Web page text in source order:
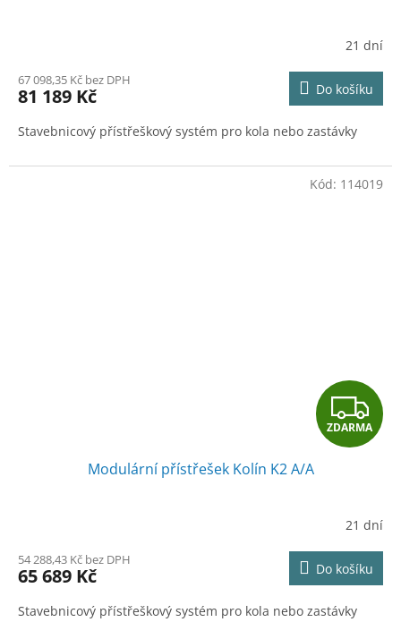
R
M
A
21 dní
67 098,35 Kč bez DPH
81 189 Kč Do košíku
Stavebnicový přístřeškový systém pro kola nebo zastávky
Z
D
R
M
A
ZDARMA
Modulární přístřešek Kolín K2 A/A
21 dní
54 288,43 Kč bez DPH
65 689 Kč Do košíku
Stavebnicový přístřeškový systém pro kola nebo zastávky
Kód: 114019